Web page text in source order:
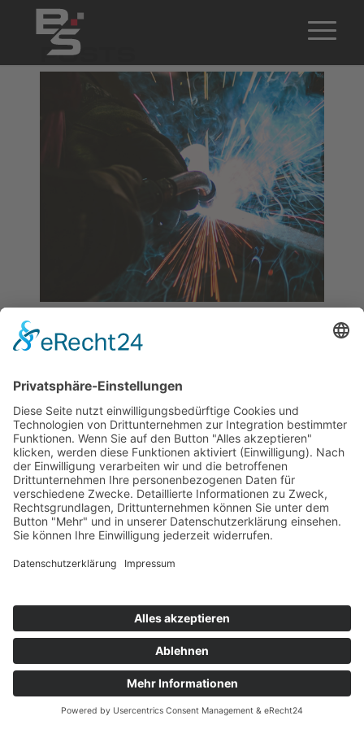
POSTS
Startseite >
Beitr�ge mit dem Schlagwort
"geprüfter Schweisser"
©BISCHOFF+SCHECK GmbH
IMPRESSUM
DATENSCHUTZ
INFORMATIONSPFLICHTEN
AGB